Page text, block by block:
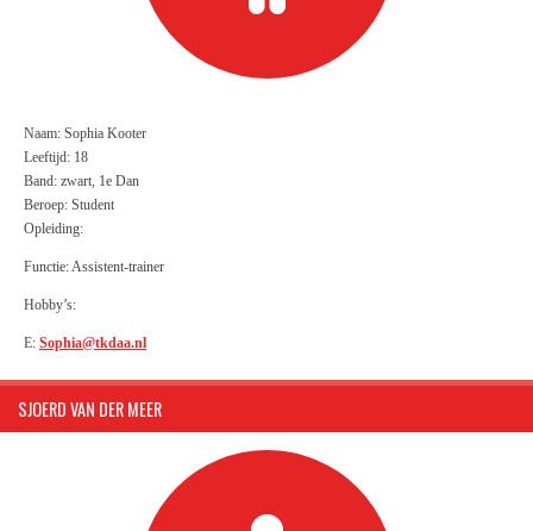
Naam: Sophia Kooter
Leeftijd: 18
Band: zwart, 1e Dan
Beroep: Student
Opleiding:
Functie: Assistent-trainer
Hobby’s:
E: Sophia@tkdaa.nl
SJOERD VAN DER MEER